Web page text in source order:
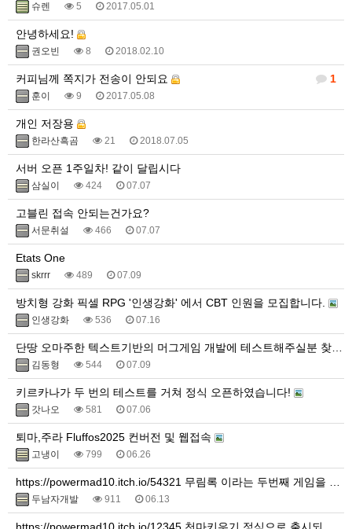
슈렌 5 2017.05.01
안녕하세요!
권오빈 8 2018.02.10
1
커피님께 쪽지가 전송이 안되요
훈이 9 2017.05.08
개인 저장용
한라산흑곰 21 2018.07.05
서버 오픈 1주일차! 같이 달립시다
삼실이 424 07.07
고블린 접속 안되는건가요?
서문취설 466 07.07
Etats One
skrrr 489 07.09
방치형 강화 픽셀 RPG '인생강화' 에서 CBT 인원을 모집합니다.
인생강화 536 07.16
김동형 544 07.09
키르카나가 두 번의 테스트를 거쳐 정식 오픈하였습니다!
갓나오 581 07.06
퇴마,주라 Fluffos2025 컨버전 및 웹접속
고냉이 799 06.26
두남자개발 911 06.13